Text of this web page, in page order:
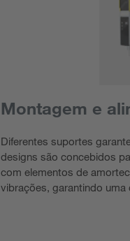
Montagem e
Diferentes suportes
designs são concebidos
com elementos de
vibrações, garantindo